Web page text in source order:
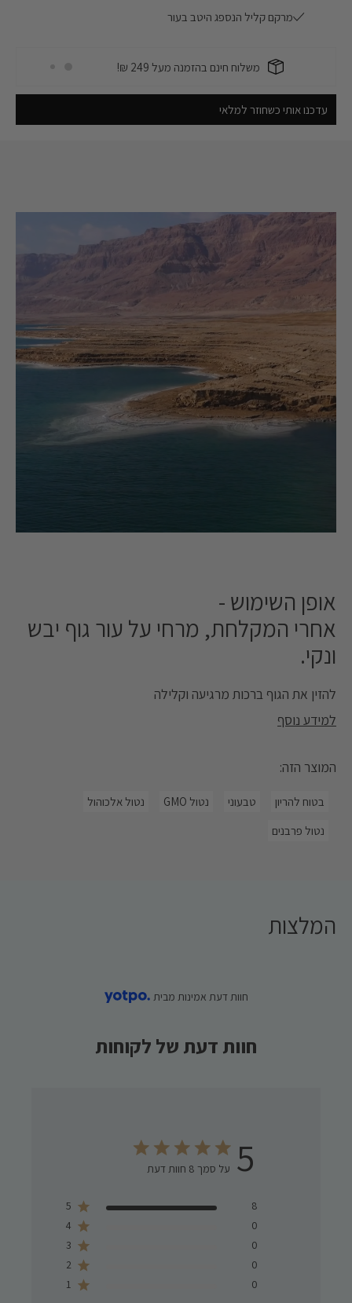
מרקם קליל הנספג היטב בעור
Skin Friendly
משלוח חינם בהזמנה מעל 249 ₪!עדכנו אותי כשחוזר למלאי
אופן השימוש -
אחרי המקלחת, מרחי על עור גוף יבש
ונקי.
להזין את הגוף ברכות מרגיעה וקלילה
למידע נוסף
DERMUD™) המשלב את הבוץ המינרלי הטבעי של ים המלח
גוף יבש, מחוספס ורגיש. התחליב הקטיפתי, נספג היטב
ובקלילות, מותיר את עור הגוף נינוח, רענן ורווי בלחות. מועשר גם
בתמציות בוטניות מרגיעות כולל אלוורה, קלנדולה וביסבולול
המוצר הזה:
בטוח להריון טבעוני נטול GMO
נטול אלכוהול
נטול פרבנים
המלצות
חוות דעת של לקוחות
חוות דעת אמינות מבית
5
Score of 5 out of 5 stars
על סמך 8 חוות דעת
5
8
4
0
3
0
2
0
1
0